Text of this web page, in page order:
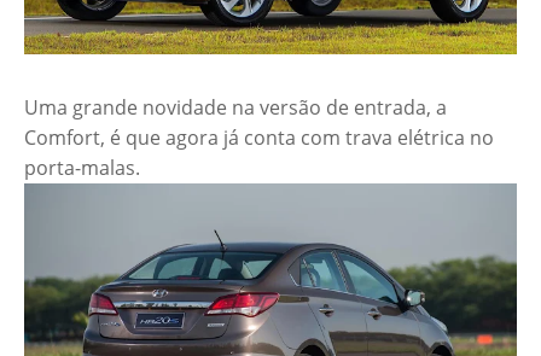
Uma grande novidade na versão de entrada, a
Comfort, é que agora já conta com trava elétrica no
porta-malas.